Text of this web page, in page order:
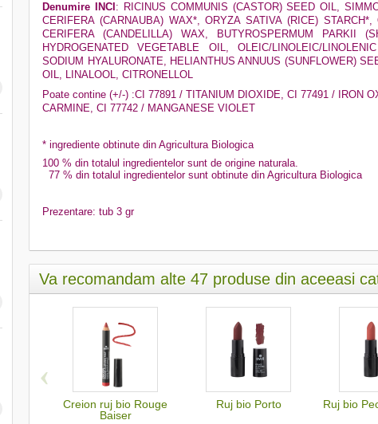
Denumire INCI : RICINUS COMMUNIS (CASTOR) SEED OIL,
CERIFERA (CARNAUBA) WAX*, ORYZA SATIVA (RICE)
CERIFERA (CANDELILLA) WAX, BUTYROSPERMUM PARKII
HYDROGENATED VEGETABLE OIL, OLEIC/LINOLEIC/
SODIUM HYALURONATE, HELIANTHUS ANNUUS (SUNFLOWER)
OIL, LINALOOL, CITRONELLOL
Poate contine (+/-) :CI 77891 / TITANIUM DIOXIDE, CI 77491 / IRON
CARMINE, CI 77742 / MANGANESE VIOLET
* ingrediente obtinute din Agricultura Biologica
100 % din totalul ingredientelor sunt de origine naturala.
77 % din totalul ingredientelor sunt obtinute din Agricultura Biologica
Prezentare: tub 3 gr
Va recomandam alte 47 produse din aceeasi
Creion ruj bio Rouge
Baiser
Ruj bio Porto Ruj bio
‹